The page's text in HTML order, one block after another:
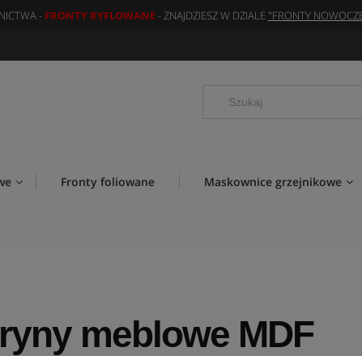
- FRONTY RYFLOWANE- ZNAJDZIESZ W DZIALE "FRONTY
Fronty foliowane Maskownice grzejnikowe
meblowe MDF